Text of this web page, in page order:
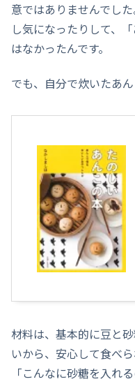
意ではありませんでし
し気になったりして、
はなかったんです。
でも、自分で炊いたあん
材料は、基本的に豆と
いから、安心して食べ
「こんなに砂糖を入れ